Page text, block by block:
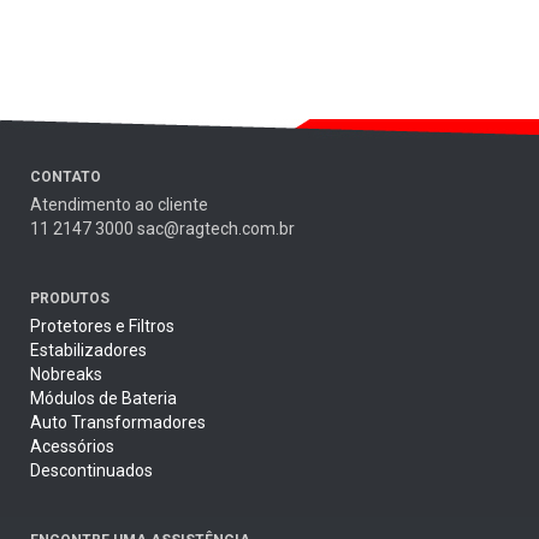
CONTATO
Atendimento ao cliente
11 2147 3000 sac@ragtech.com.br
PRODUTOS
Protetores e Filtros
Estabilizadores
Nobreaks
Módulos de Bateria
Auto Transformadores
Acessórios
Descontinuados